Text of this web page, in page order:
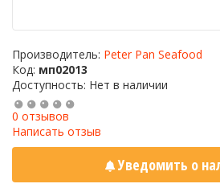
Производитель: Peter Pan Seafood
Код: мп02013
Доступность: Нет в наличии
0 отзывов
Написать отзыв
Уведомить о